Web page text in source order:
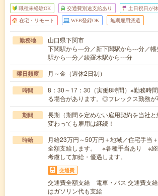
職種未経験OK 交通費別途支給あり 土日祝日が
在宅・リモート WEB登録OK 無期雇用派遣
勤務地
山口県下関市
下関駅から---分／新下関駅から---分／
駅から---分／綾羅木駅から---分
曜日頻度 月～金（週休2日制）
時間
8：30～17：30（実働8時間）※勤務時
る場合があります。◎フレックス勤務
期間
長期（期間を定めない雇用契約を当社
変わっても雇用は継続！
時給
月給23万円～50万円＋地域／住宅手当
全額支給します。 ※各種手当あり ※経
考慮して加給・優遇します。
交通費
交通費全額支給 電車・バス 交通費支
はガソリン代も支給